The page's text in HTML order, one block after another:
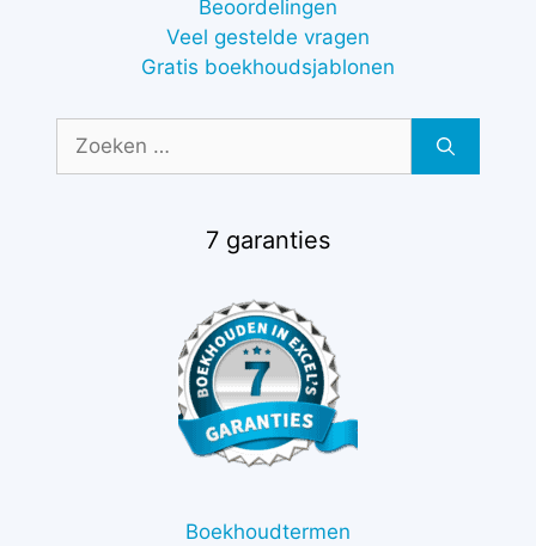
Beoordelingen
Veel gestelde vragen
Gratis boekhoudsjablonen
Zoek
7 garanties
Boekhoudtermen